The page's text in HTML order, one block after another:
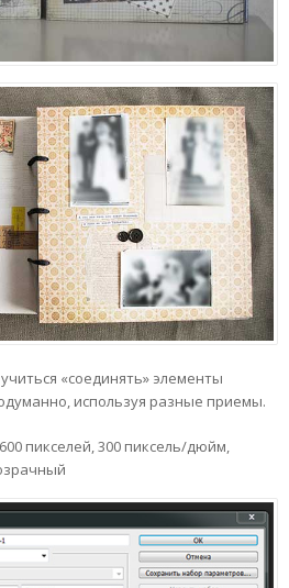
«соединять» элементы
используя разные приемы.
пикселей, 300 пиксель/дюйм,